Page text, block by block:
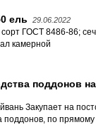
ель 29.06.2022
ГОСТ 8486-86;
камерной
поддонов
Закупает на
по прямому